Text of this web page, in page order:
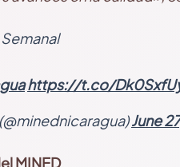
https://t.co/
June
MINED